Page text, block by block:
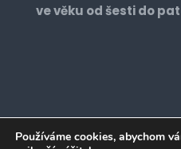
ve věku od šesti do
Používáme cookies, abychom